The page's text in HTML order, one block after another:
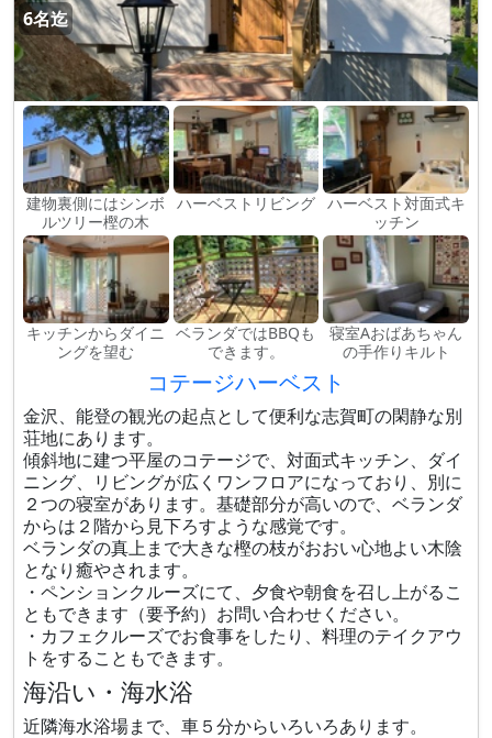
6名迄
建物裏側にはシンボ
ルツリー樫の木
ハーベストリビング ハーベスト対面式キ
ッチン
キッチンからダイニ
ングを望む
ベランダではBBQも
できます。
寝室Aおばあちゃん
の手作りキルト
コテージハーベスト
金沢、能登の観光の起点として便利な志賀町の閑静な別
荘地にあります。
傾斜地に建つ平屋のコテージで、対面式キッチン、ダイ
ニング、リビングが広くワンフロアになっており、別に
２つの寝室があります。基礎部分が高いので、ベランダ
からは２階から見下ろすような感覚です。
ベランダの真上まで大きな樫の枝がおおい心地よい木陰
となり癒やされます。
・ペンションクルーズにて、夕食や朝食を召し上がるこ
ともできます（要予約）お問い合わせください。
・カフェクルーズでお食事をしたり、料理のテイクアウ
トをすることもできます。
海沿い・海水浴
近隣海水浴場まで、車５分からいろいろあります。